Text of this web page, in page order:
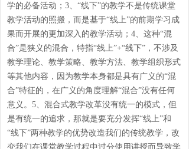
学的必备活动；3、“线下”的教学不是传统课堂
教学活动的照搬，而是基于“线上”的前期学习成
果而开展的更加深入的教学活动；4、这种“混
合”是狭义的混合，特指“线上”+“线下”，不涉及
教学理论、教学策略、教学方法、教学组织形式
等其他内容，因为教学本身都是具有广义的“混
合”特征的，在广义的角度理解“混合”没有任何
意义。5、混合式教学改革没有统一的模式，但
是有统一的追求，那就是要充分发挥“线上”和
“线下”两种教学的优势改造我们的传统教学，改
变我们在课堂教学过程中过分使用讲授而导致学